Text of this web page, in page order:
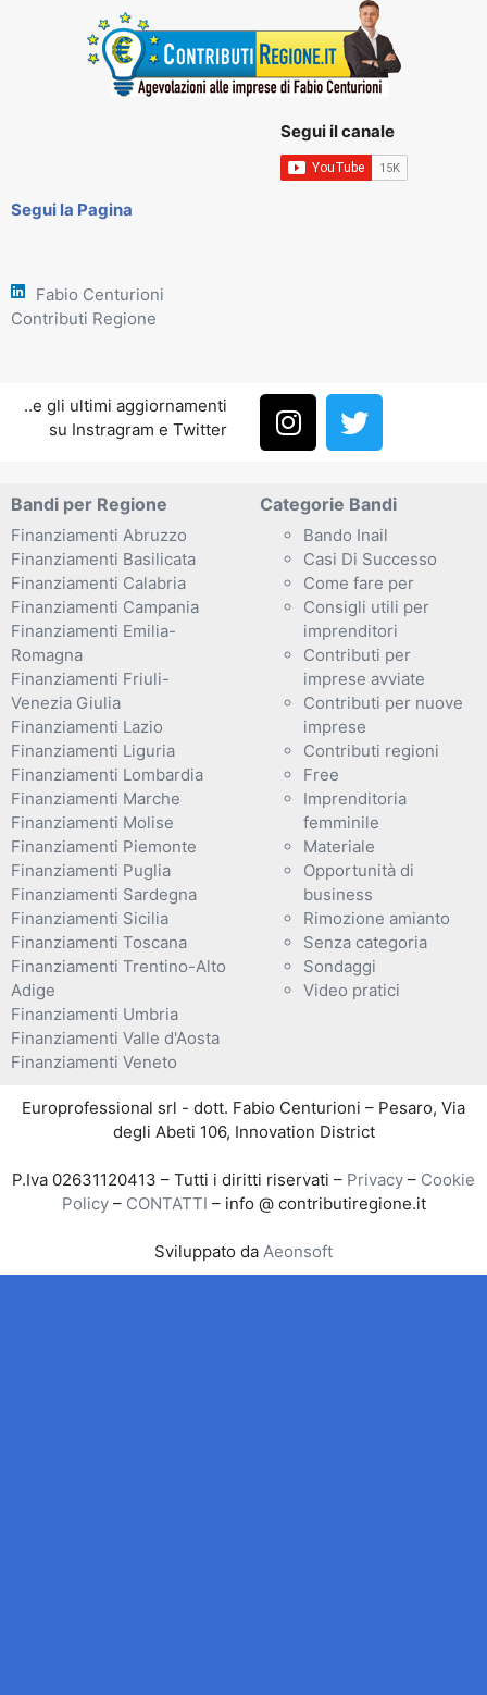
Segui il canale
Segui la Pagina
Fabio Centurioni
Contributi Regione
..e gli ultimi aggiornamenti
su Instragram e Twitter
Bandi per Regione
Finanziamenti Abruzzo
Finanziamenti Basilicata
Finanziamenti Calabria
Finanziamenti Campania
Finanziamenti Emilia-
Romagna
Finanziamenti Friuli-
Venezia Giulia
Finanziamenti Lazio
Finanziamenti Liguria
Finanziamenti Lombardia
Finanziamenti Marche
Finanziamenti Molise
Finanziamenti Piemonte
Finanziamenti Puglia
Finanziamenti Sardegna
Finanziamenti Sicilia
Finanziamenti Toscana
Finanziamenti Trentino-Alto
Adige
Finanziamenti Umbria
Finanziamenti Valle d'Aosta
Finanziamenti Veneto
Categorie Bandi
Bando Inail
Casi Di Successo
Come fare per
Consigli utili per
imprenditori
Contributi per
imprese avviate
Contributi per nuove
imprese
Contributi regioni
Free
Imprenditoria
femminile
Materiale
Opportunità di
business
Rimozione amianto
Senza categoria
Sondaggi
Video pratici
Europrofessional srl - dott. Fabio Centurioni – Pesaro, Via
degli Abeti 106, Innovation District
P.Iva 02631120413 – Tutti i diritti riservati – Privacy – Cookie
Policy– CONTATTI – info @ contributiregione.it
Sviluppato da Aeonsoft